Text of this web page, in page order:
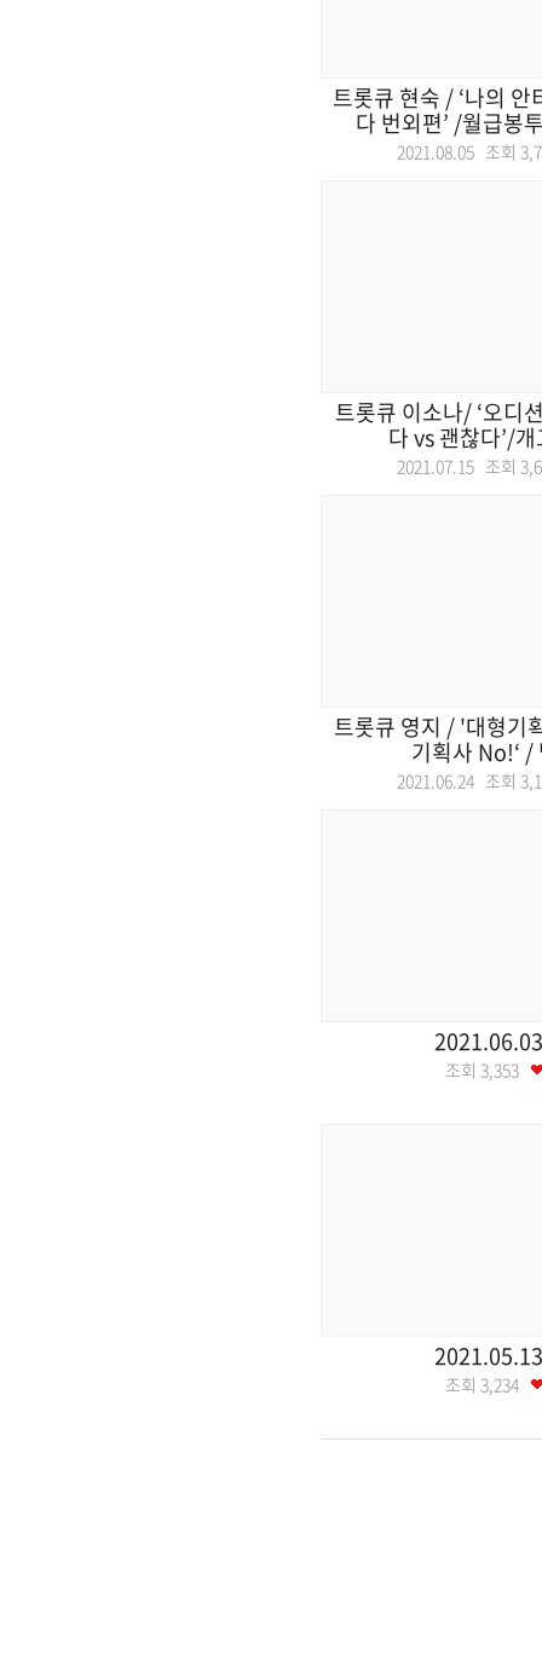
트롯큐 현숙 / ‘나의
다 번외편’ /월급봉
2021.08.05 조회
트롯큐 이소나/ ‘오디
다 vs 괜찮다’/
2021.07.15 조회
트롯큐 영지 / '대형기
기획사 No!‘ /
2021.06.24 조회
조회 3,353
조회 3,234